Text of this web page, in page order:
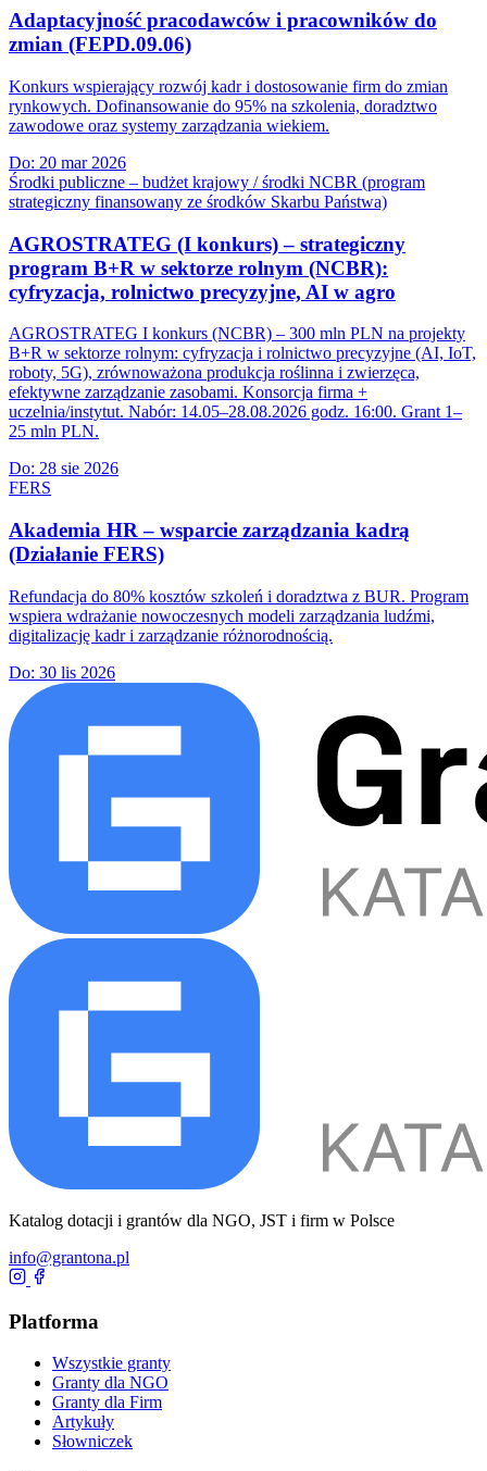
Adaptacyjność pracodawców i pracowników do
zmian (FEPD.09.06)
Konkurs wspierający rozwój kadr i dostosowanie firm do zmian
rynkowych. Dofinansowanie do 95% na szkolenia, doradztwo
zawodowe oraz systemy zarządzania wiekiem.
Do: 20 mar 2026
Środki publiczne – budżet krajowy / środki NCBR (program
strategiczny finansowany ze środków Skarbu Państwa)
AGROSTRATEG (I konkurs) – strategiczny
program B+R w sektorze rolnym (NCBR):
cyfryzacja, rolnictwo precyzyjne, AI w agro
AGROSTRATEG I konkurs (NCBR) – 300 mln PLN na projekty
B+R w sektorze rolnym: cyfryzacja i rolnictwo precyzyjne (AI, IoT,
roboty, 5G), zrównoważona produkcja roślinna i zwierzęca,
efektywne zarządzanie zasobami. Konsorcja firma +
uczelnia/instytut. Nabór: 14.05–28.08.2026 godz. 16:00. Grant 1–
25 mln PLN.
Do: 28 sie 2026
FERS
Akademia HR – wsparcie zarządzania kadrą
(Działanie FERS)
Refundacja do 80% kosztów szkoleń i doradztwa z BUR. Program
wspiera wdrażanie nowoczesnych modeli zarządzania ludźmi,
digitalizację kadr i zarządzanie różnorodnością.
Do: 30 lis 2026
Katalog dotacji i grantów dla NGO, JST i firm w Polsce
info@grantona.pl
Platforma
Wszystkie granty
Granty dla NGO
Granty dla Firm
Artykuły
Słowniczek